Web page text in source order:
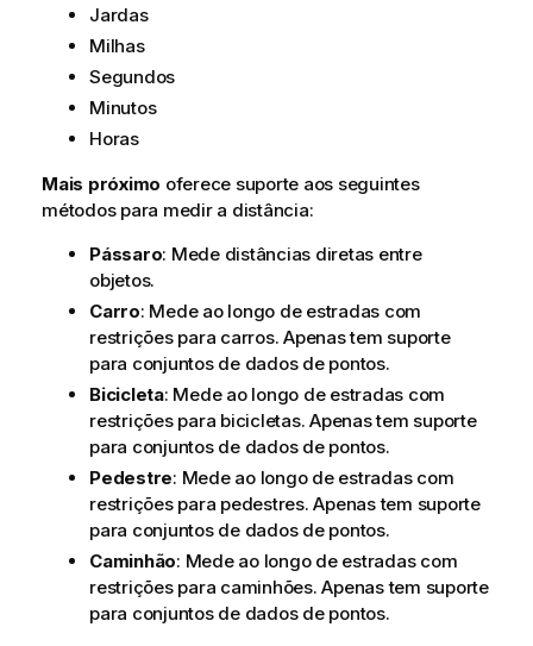
Jardas
Milhas
Segundos
Minutos
Horas
Mais próximo oferece suporte aos seguintes
métodos para medir a distância:
Pássaro: Mede distâncias diretas entre
objetos.
Carro: Mede ao longo de estradas com
restrições para carros. Apenas tem suporte
para conjuntos de dados de pontos.
Bicicleta: Mede ao longo de estradas com
restrições para bicicletas. Apenas tem suporte
para conjuntos de dados de pontos.
Pedestre: Mede ao longo de estradas com
restrições para pedestres. Apenas tem suporte
para conjuntos de dados de pontos.
Caminhão: Mede ao longo de estradas com
restrições para caminhões. Apenas tem suporte
para conjuntos de dados de pontos.